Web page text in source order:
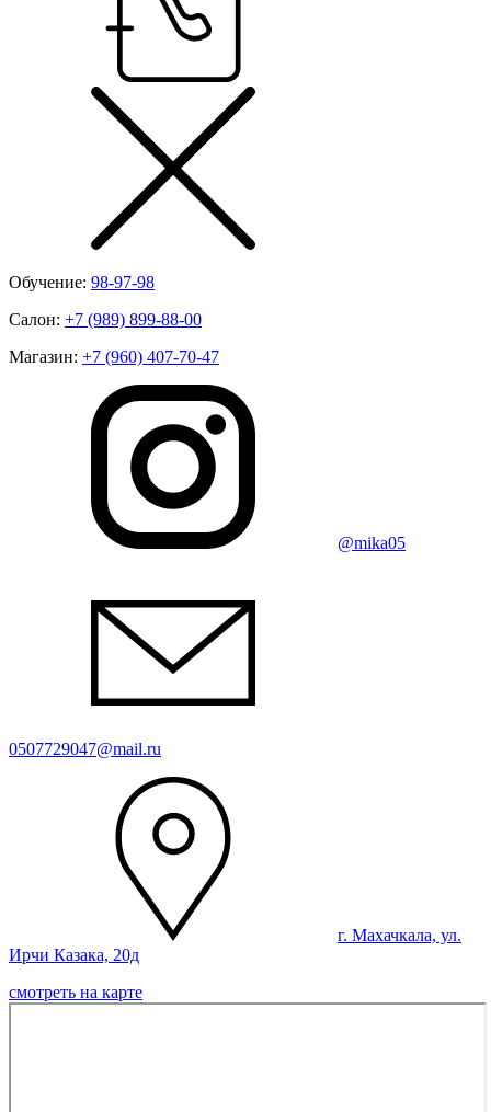
Обучение: 98-97-98
Салон: +7 (989) 899-88-00
Магазин: +7 (960) 407-70-47
@mika05
0507729047@mail.ru
г. Махачкала, ул.
Ирчи Казака, 20д
смотреть на карте